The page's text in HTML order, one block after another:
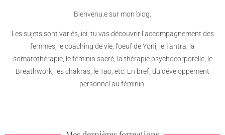
Bienvenu.e sur mon blog.
Les sujets sont variés, ici, tu vas découvrir l’accompagnement des
femmes, le coaching de vie, l’oeuf de Yoni, le Tantra, la
somatothérapie, le féminin sacré, la thérapie psychocorporelle, le
Breathwork, les chakras, le Tao, etc. En bref, du développement
personnel au féminin.